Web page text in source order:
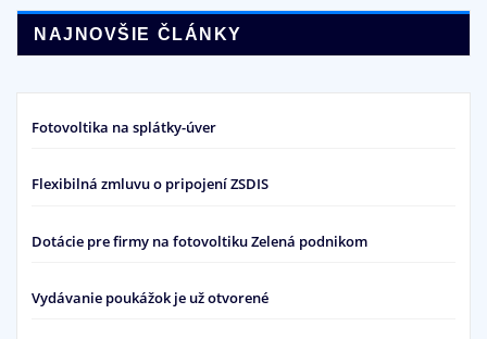
NAJNOVŠIE ČLÁNKY
Fotovoltika na splátky-úver
Flexibilná zmluvu o pripojení ZSDIS
Dotácie pre firmy na fotovoltiku Zelená podnikom
Vydávanie poukážok je už otvorené